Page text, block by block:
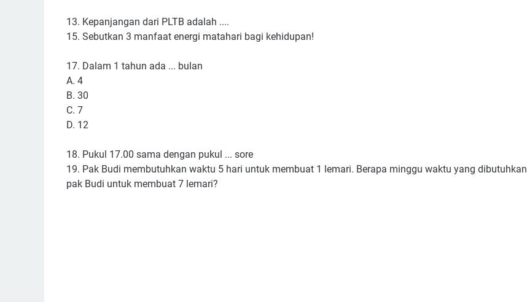
13. Kepanjangan dari PLTB adalah ....
15. Sebutkan 3 manfaat energi matahari bagi kehidupan!
17. Dalam 1 tahun ada ... bulan
A. 4
B. 30
C. 7
D. 12
18. Pukul 17.00 sama dengan pukul ... sore
19. Pak Budi membutuhkan waktu 5 hari untuk membuat 1 lemari. Berapa minggu waktu yang dibutuhkan
pak Budi untuk membuat 7 lemari?